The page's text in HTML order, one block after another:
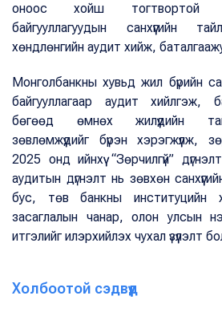
оноос хойш тогтвортой
байгууллагуудын санхүүгийн
хөндлөнгийн аудит хийж,
Монголбанкны хувьд жил бүрийн
байгууллагаар аудит хийлгэж,
бөгөөд өмнөх жилүүдийн
зөвлөмжүүдийг бүрэн хэрэгжүүлж,
2025 онд ийнхүү “Зөрчилгүй”
аудитын дүгнэлт нь зөвхөн
бус, төв банкны институцийн
засаглалын чанар, олон улсын
итгэлийг илэрхийлэх чухал үзүүлэлт
Холбоотой сэдвүүд